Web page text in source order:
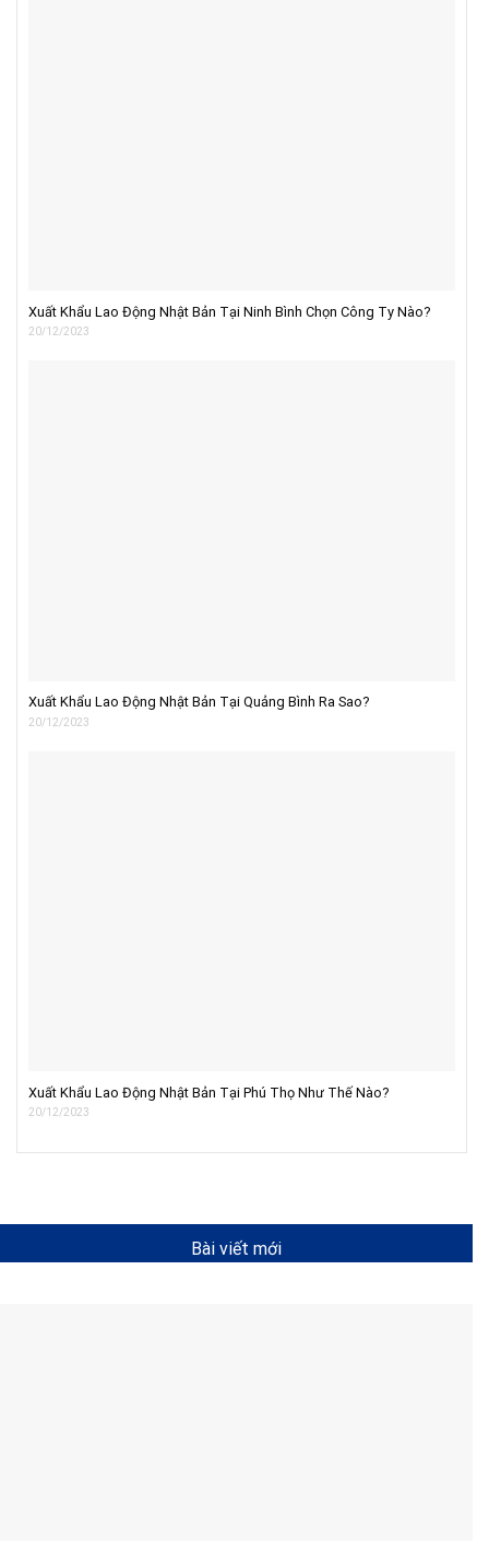
Xuất Khẩu Lao Động Nhật Bản Tại Ninh Bình Chọn Công Ty Nào?
20/12/2023
Xuất Khẩu Lao Động Nhật Bản Tại Quảng Bình Ra Sao?
20/12/2023
Xuất Khẩu Lao Động Nhật Bản Tại Phú Thọ Như Thế Nào?
20/12/2023
Bài viết mới